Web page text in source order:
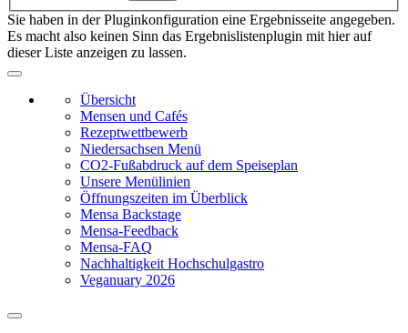
Sie haben in der Pluginkonfiguration eine Ergebnisseite angegeben.
Es macht also keinen Sinn das Ergebnislistenplugin mit hier auf
dieser Liste anzeigen zu lassen.
Übersicht
Mensen und Cafés
Rezeptwettbewerb
Niedersachsen Menü
CO2-Fußabdruck auf dem Speiseplan
Unsere Menülinien
Öffnungszeiten im Überblick
Mensa Backstage
Mensa-Feedback
Mensa-FAQ
Nachhaltigkeit Hochschulgastro
Veganuary 2026